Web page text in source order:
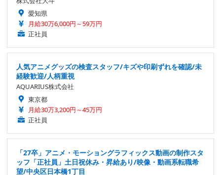
愛知県
月給30万6,000円～59万円
正社員
人気アニメグッズの検査スタッフ/キズや印刷ずれを確認/未
経験歓迎/人柄重視
AQUARIUS株式会社
東京都
月給30万3,200円～45万円
正社員
「27卒」アニメ・モーショングラフィックス動画の制作スタ
ッフ「正社員」土日祝休み・昇給あり/映像・動画系転職希
望/中央区日本橋1丁目